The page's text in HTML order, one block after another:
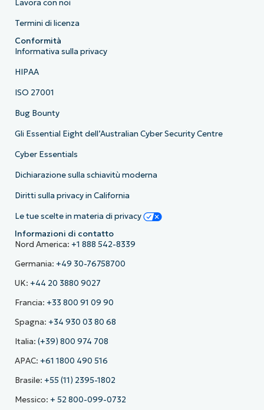
Lavora con noi
Termini di licenza
Conformità
Informativa sulla privacy
HIPAA
ISO 27001
Bug Bounty
Gli Essential Eight dell’Australian Cyber Security Centre
Cyber Essentials
Dichiarazione sulla schiavitù moderna
Diritti sulla privacy in California
Le tue scelte in materia di privacy
Informazioni di contatto
Nord America: +1 888 542-8339
Germania: +49 30-76758700
UK: +44 20 3880 9027
Francia: +33 800 91 09 90
Spagna: +34 930 03 80 68
Italia: (+39) 800 974 708
APAC: +61 1800 490 516
Brasile: +55 (11) 2395-1802
Messico: + 52 800-099-0732